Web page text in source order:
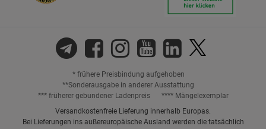
* frühere Preisbindung aufgehoben
**Sonderausgabe in anderer Ausstattung
*** früherer gebundener Ladenpreis
**** Mängelexemplar
Versandkostenfreie Lieferung innerhalb Europas.
Bei Lieferungen ins außereuropäische Ausland werden die tatsächlich